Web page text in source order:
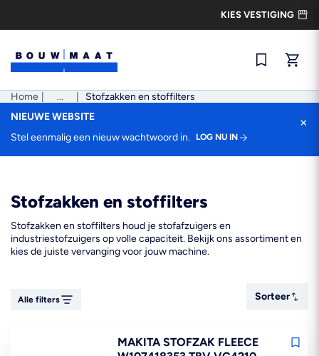
inhoud
KIES VESTIGING
Snel
Home ...
Pad
Stofzakken en stoffilters
NIEUWE WEBSITE
Stel eenmalig een nieuw wachtwoord in.
LOG NU IN
×
Stofzakken en stoffilters
Stofzakken en stoffilters houd je stofafzuigers en
industriestofzuigers op volle capaciteit. Bekijk ons assortiment en
kies de juiste vervanging voor jouw machine.
Alle filters
Sorteer
Sorteer
MAKITA STOFZAK FLEECE